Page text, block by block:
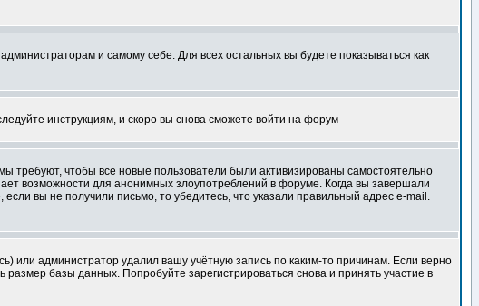
и самому себе. Для всех остальных вы будете показываться как
инструкциям, и скоро вы снова сможете войти на форум
требуют, чтобы все новые пользователи были активизированы самостоятельно
возможности для анонимных злоупотреблений в форуме. Когда вы завершали
вы не получили письмо, то убедитесь, что указали правильный адрес e-mail.
или администратор удалил вашу учётную запись по каким-то причинам. Если верно
базы данных. Попробуйте зарегистрироваться снова и принять участие в